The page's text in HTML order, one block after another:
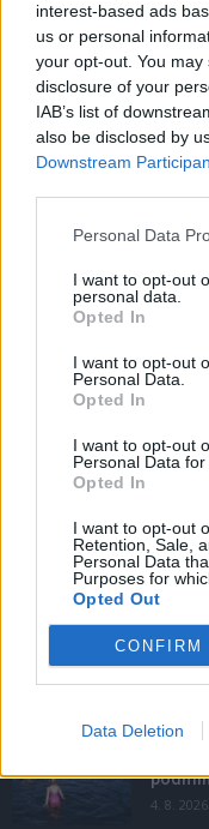
interest-based ads
us or personal
your opt-out. You
disclosure of your
IAB’s list of
also be disclosed by
Downstream
Personal Data
I want to opt-out
personal data.
Opted In
I want to opt-out
Personal Data.
Opted In
I want to opt-out
Personal Data for
Opted In
I want to opt-out
Retention, Sale,
Personal Data
Purposes for
Opted Out
CONFIRM
Data Deletion
Volby
NOVINKY
6. 8. 2026
4. 8. 2026